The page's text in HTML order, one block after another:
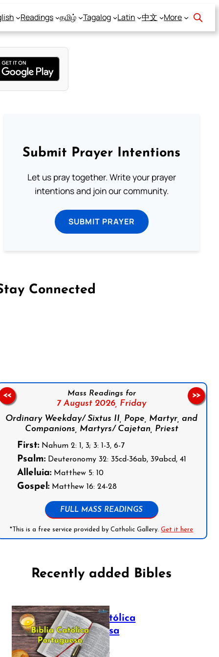
Readings தமிழ் Tagalog Latin 中文 More
Submit Prayer Intentions
Let us pray together. Write your prayer
intentions and join our community.
SUBMIT PRAYER
Connected
Mass Readings for
7 August 2026, Friday
Ordinary Weekday/ Sixtus II, Pope, Martyr, and
Companions, Martyrs/ Cajetan, Priest
First:Nahum 2: 1, 3; 3: 1-3, 6-7
Psalm:Deuteronomy 32: 35cd-36ab, 39abcd, 41
Alleluia:Matthew 5: 10
Gospel:Matthew 16: 24-28
FULL MASS READINGS
*This is a free service provided by Catholic Gallery.Get it here
<< >>
Recently added Bibles
Bíblia Católica
Portuguesa
July 16, 2025